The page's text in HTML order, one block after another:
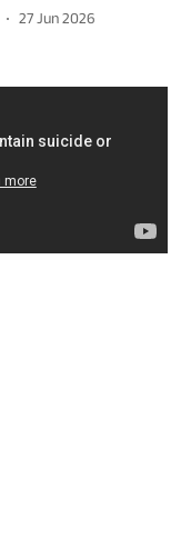
27 Jun 2026